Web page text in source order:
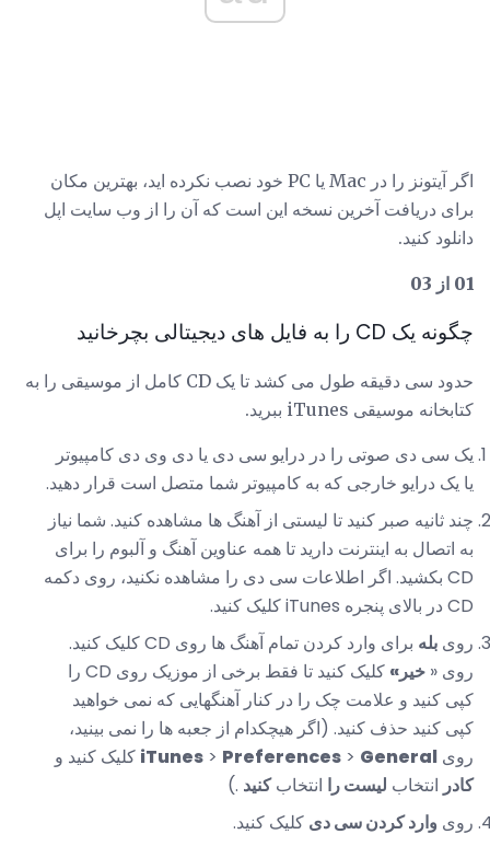
اگر آیتونز را در Mac یا PC خود نصب نکرده اید، بهترین مکان
برای دریافت آخرین نسخه این است که آن را از وب سایت اپل
دانلود کنید.
01 از 03
چگونه یک CD را به فایل های دیجیتالی بچرخانید
حدود سی دقیقه طول می کشد تا یک CD کامل از موسیقی را به
کتابخانه موسیقی iTunes ببرید.
یک سی دی صوتی را در درایو سی دی یا دی وی دی کامپیوتر
یا یک درایو خارجی که به کامپیوتر شما متصل است قرار دهید.
چند ثانیه صبر کنید تا لیستی از آهنگ ها مشاهده کنید. شما نیاز
به اتصال به اینترنت دارید تا همه عناوین آهنگ و آلبوم را برای
CD بکشید. اگر اطلاعات سی دی را مشاهده نکنید، روی دکمه
CD در بالای پنجره iTunes کلیک کنید.
روی بله
برای وارد کردن تمام آهنگ ها روی CD کلیک کنید.
روی « خیر»
کلیک کنید تا فقط برخی از موزیک روی CD را
کپی کنید و علامت چک را در کنار آهنگهایی که نمی خواهید
کپی کنید حذف کنید. (اگر هیچکدام از جعبه ها را نمی بینید،
روی
iTunes > Preferences > General
کلیک کنید و
کادر انتخاب لیست را انتخابکنید .)
روی وارد کردن سی دی کلیک کنید.